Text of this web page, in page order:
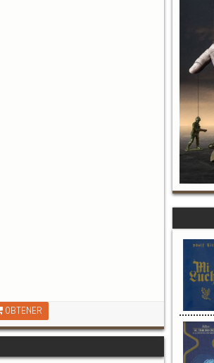
OBTENER